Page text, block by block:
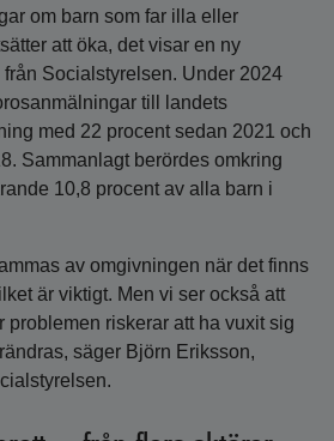
om barn som far illa eller
att öka, det visar en ny
Socialstyrelsen. Under 2024
till landets
med 22 procent sedan 2021 och
Sammanlagt berördes omkring
10,8 procent av alla barn i
av omgivningen när det finns
är viktigt. Men vi ser också att
problemen riskerar att ha vuxit sig
säger Björn Eriksson,